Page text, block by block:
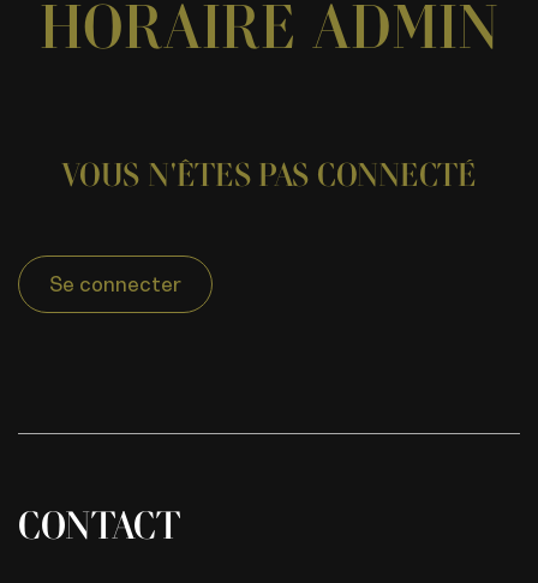
HORAIRE ADMIN
VOUS N'ÊTES PAS CONNECTÉ
Se connecter
CONTACT